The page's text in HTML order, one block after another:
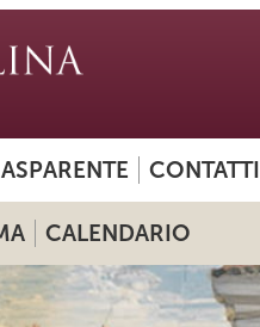
CONTATTI
CALENDARIO